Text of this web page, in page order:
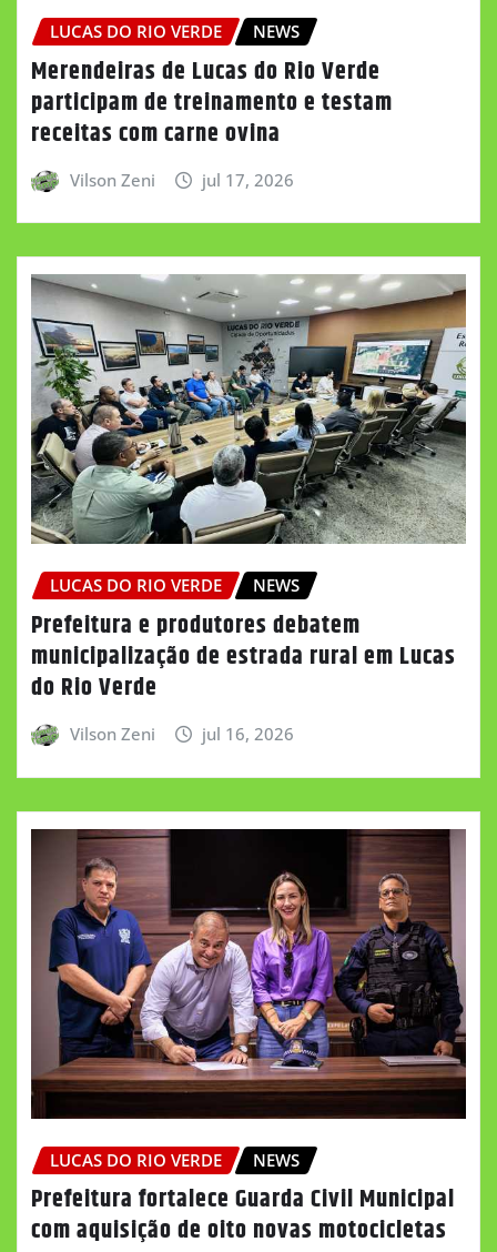
LUCAS DO RIO VERDE NEWS
Merendeiras de Lucas do Rio Verde
participam de treinamento e testam
receitas com carne ovina
Vilson Zeni jul 17, 2026
LUCAS DO RIO VERDE NEWS
Prefeitura e produtores debatem
municipalização de estrada rural em Lucas
do Rio Verde
Vilson Zeni jul 16, 2026
LUCAS DO RIO VERDE NEWS
Prefeitura fortalece Guarda Civil Municipal
com aquisição de oito novas motocicletas